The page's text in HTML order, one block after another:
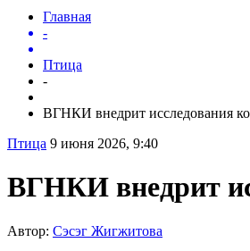
Главная
-
Птица
-
ВГНКИ внедрит исследования
Птица 9 июня 2026, 9:40
ВГНКИ внедрит
Автор: Сэсэг Жигжитова